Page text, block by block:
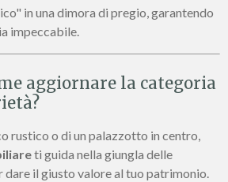
in una dimora di pregio, garantendo
impeccabile.
aggiornare la categoria
rustico o di un palazzotto in centro,
ti guida nella giungla delle
il giusto valore al tuo patrimonio.